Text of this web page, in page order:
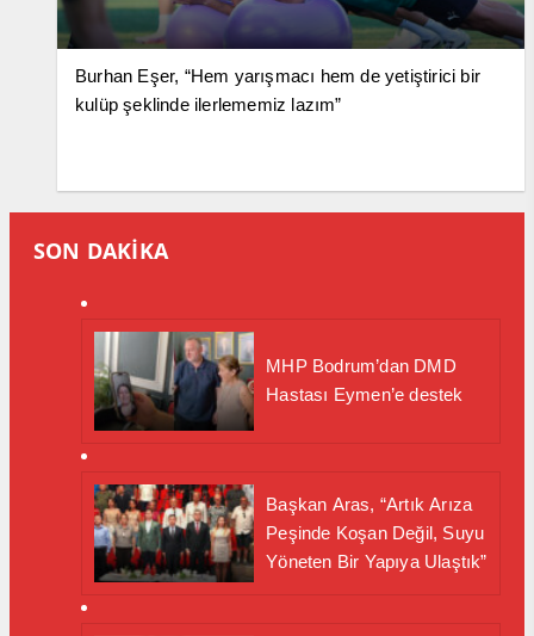
Burhan Eşer, “Hem yarışmacı hem de yetiştirici bir
kulüp şeklinde ilerlememiz lazım”
SON DAKİKA
MHP Bodrum’dan DMD
Hastası Eymen’e destek
Başkan Aras, “Artık Arıza
Peşinde Koşan Değil, Suyu
Yöneten Bir Yapıya Ulaştık”